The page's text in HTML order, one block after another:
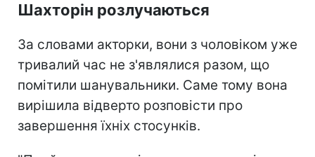
Шахторін розлучаються
За словами акторки, вони з чоловіком уже
тривалий час не з'являлися разом, що
помітили шанувальники. Саме тому вона
вирішила відверто розповісти про
завершення їхніх стосунків.